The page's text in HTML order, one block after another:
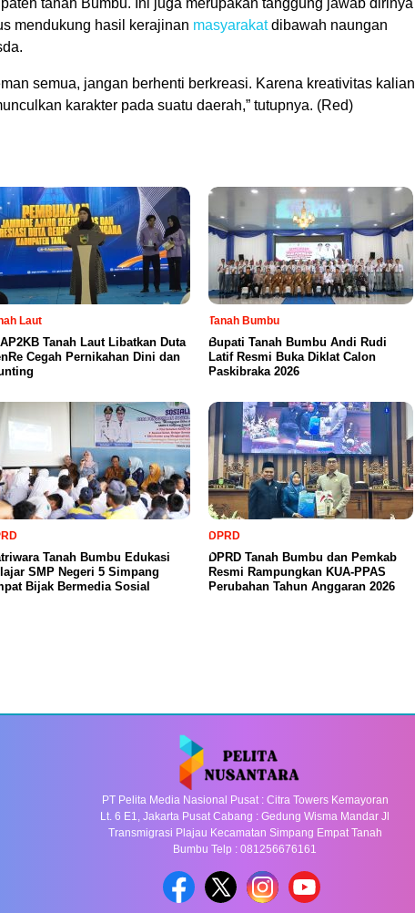
mendukung hasil kerajinan masyarakatdibawah naungan
semua, jangan berhenti berkreasi. Karena kreativitas
karakter pada suatu daerah,” tutupnya. (Red)
Laut
Tanah Laut Libatkan Duta
Cegah Pernikahan Dini dan
Tanah Bumbu
Bupati Tanah Bumbu Andi Rudi
Latif Resmi Buka Diklat Calon
Paskibraka 2026
Tanah Bumbu Edukasi
SMP Negeri 5 Simpang
Bijak Bermedia Sosial
DPRD
DPRD Tanah Bumbu dan Pemkab
Resmi Rampungkan KUA-PPAS
Perubahan Tahun Anggaran 2026
PT Pelita Media Nasional Pusat : Citra Towers Kemayoran
Lt. 6 E1, Jakarta Pusat Cabang : Gedung Wisma Mandar Jl
Transmigrasi Plajau Kecamatan Simpang Empat Tanah
Bumbu Telp : 081256676161